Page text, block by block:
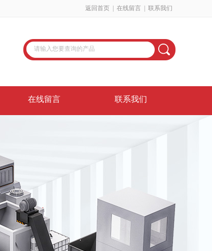
返回首页 在线留言 联系我们
在线留言 联系我们